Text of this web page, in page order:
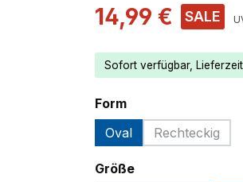
Verkaufspreis:
14,99 € SALE
Sofort verfügbar,
Formauswählen
Oval
Rechteckig
(Diese
Größeauswählen